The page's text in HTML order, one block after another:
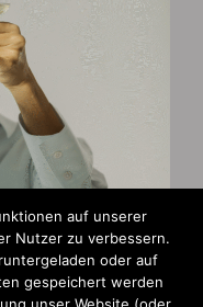
auf unserer
Nutzer zu verbessern.
oder auf
gespeichert werden